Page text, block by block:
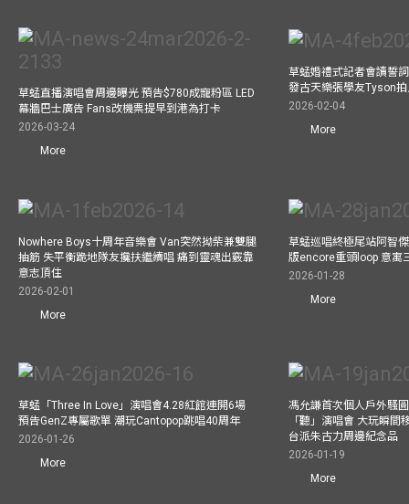
草蜢直播演唱會周邊曝光 預告$780成寵粉區 LED
幕牆巴士廣告 Fans改機票提早到港為打卡
2026-03-24
More
草蜢婚禮式記者會讀誓
發古天樂張學友Tyson
2026-02-04
More
Nowhere Boys十周年音樂會 Van突然拗柴兼雙腿
抽筋 失平衡跪地隊友攙扶繼續唱 痛到靈魂出竅靠
意志頂住
2026-02-01
More
草蜢巡唱終極尾站阿智
版encore重頭loop 意寓
2026-01-28
More
草蜢「Three In Love」演唱會4.28紅館連開6場
預告GenZ專屬歌單 潮玩Cantopop跳唱40周年
2026-01-26
More
馮允謙首次個人戶外騷
「聽」演唱會 大玩瞬
台派朱古力周邊紀念品
2026-01-19
More